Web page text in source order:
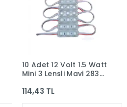
10 Adet 12 Volt 1.5 Watt
Mini 3 Lensli Mavi 2835
114,43 TL